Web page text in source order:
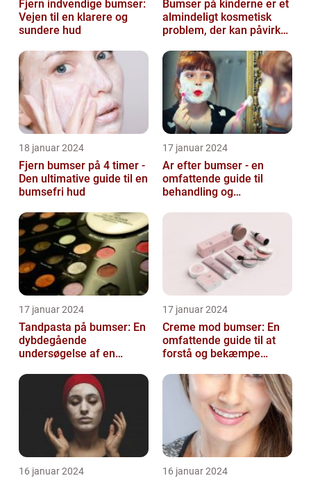
Fjern indvendige bumser:
Vejen til en klarere og
sundere hud
Bumser på kinderne er et
almindeligt kosmetisk
problem, der kan påvirke
18 januar 2024
Fjern bumser på 4 timer -
Den ultimative guide til en
bumsefri hud
17 januar 2024
Ar efter bumser - en
omfattende guide til
behandling og
17 januar 2024
Tandpasta på bumser: En
dybdegående
undersøgelse af en
skønhedsanbefaling
17 januar 2024
Creme mod bumser: En
omfattende guide til at
forstå og bekæmpe
16 januar 2024 16 januar 2024